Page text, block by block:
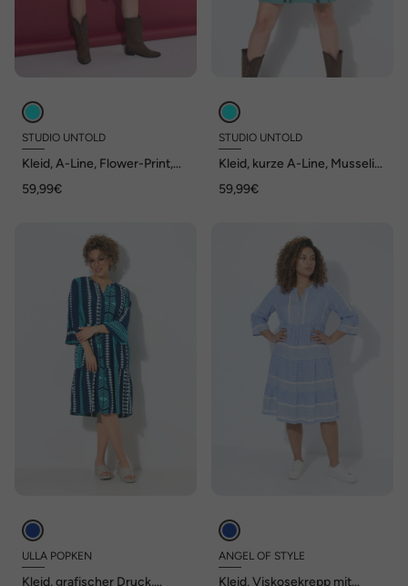
STUDIO UNTOLD
Kleid, A-Line, Flower-Print,
59,99€
STUDIO UNTOLD
Kleid, kurze A-Line, Musselin,
59,99€
ULLA POPKEN
Kleid, grafischer Druck,
ANGEL OF STYLE
Kleid, Viskosekrepp mit